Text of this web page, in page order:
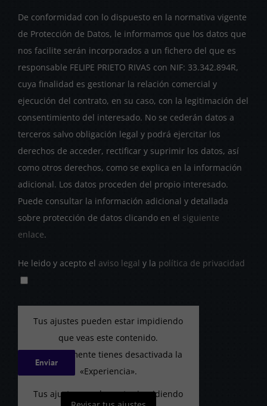
De conformidad con lo dispuesto en la normativa vigente
de Protección de Datos, le informamos que los datos que
nos facilite serán incorporados a un fichero del que es
responsable FELIPE PRIETO RIVAS con NIF: 33.342.894R,
cuya finalidad es gestionar la relación comercial y
ejecución del contrato, en su caso, con la legitimación del
consentimiento del interesado. No se cederán datos a
terceros salvo obligación legal y podrá ejercitar los
derechos de acceder, rectificar y suprimir los datos, así
como otros derechos, como se explica en la información
adicional. Los datos proceden del propio interesado.
Puede consultar la información adicional y detallada
sobre protección de datos clicando en el siguiente
enlace.
He leido y acepto el aviso legal y la política de privacidad
Tus ajustes pueden estar impidiendo
que veas este contenido.
Probablemente tienes desactivada la
«Experiencia».
Tus ajustes pueden estar impidiendo